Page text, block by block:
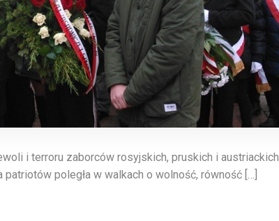
i terroru zaborców rosyjskich, pruskich i austriackich
poległa w walkach o wolność, równość […]